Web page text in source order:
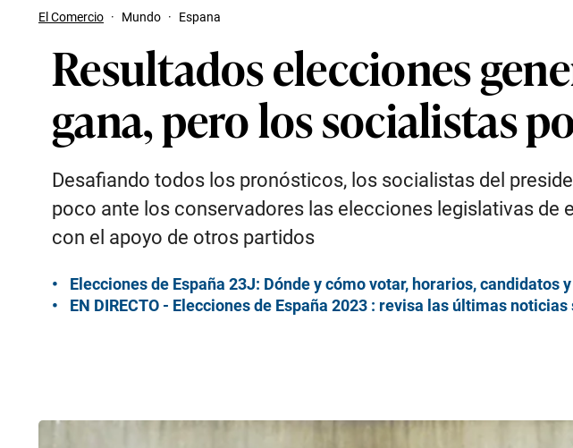
El Comercio · Mundo · Espana
Resultados elecciones
gana, pero los socialistas
Desafiando todos los pronósticos, los socialistas del
poco ante los conservadores las elecciones legislativas
con el apoyo de otros partidos
Elecciones de España 23J: Dónde y cómo votar, horarios, candidatos
EN DIRECTO - Elecciones de España 2023 : revisa las últimas